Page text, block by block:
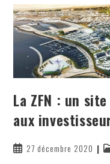
ZFN
Visite
La
Baie
Du
Repos
La ZFN : un
aux
Publication
27 décembre 2020